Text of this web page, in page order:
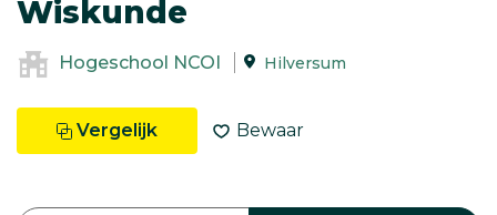
Wiskunde
Hogeschool NCOI Hilversum
Vergelijk Bewaar